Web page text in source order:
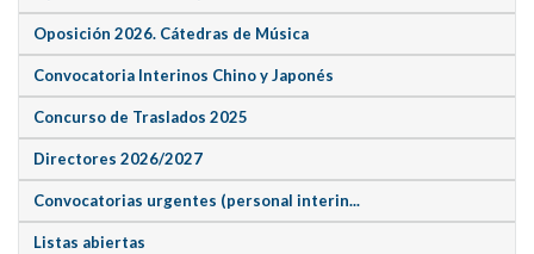
Oposición 2026. Cátedras de Música
Convocatoria Interinos Chino y Japonés
Concurso de Traslados 2025
Directores 2026/2027
Convocatorias urgentes (personal interin...
Listas abiertas